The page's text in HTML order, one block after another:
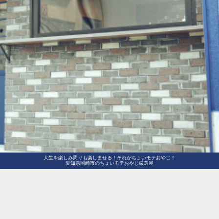
人生を楽しみ周りも楽しませる！それがちょいモテおやじ！
愛知県岡崎市のちょいモテおやじ厳選屋